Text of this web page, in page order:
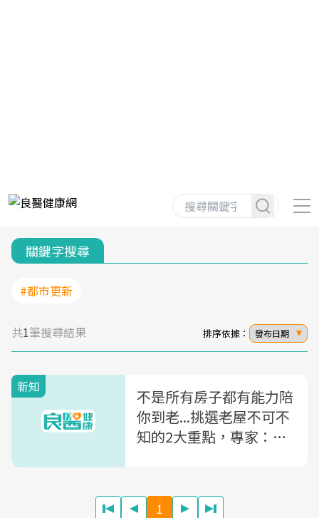
關鍵字搜尋
#都市更新
共1筆搜尋結果 排序依據： 發布日期
新知
不是所有房子都有能力陪
你到老...挑選老屋不可不
知的2大重點，專家：小
1